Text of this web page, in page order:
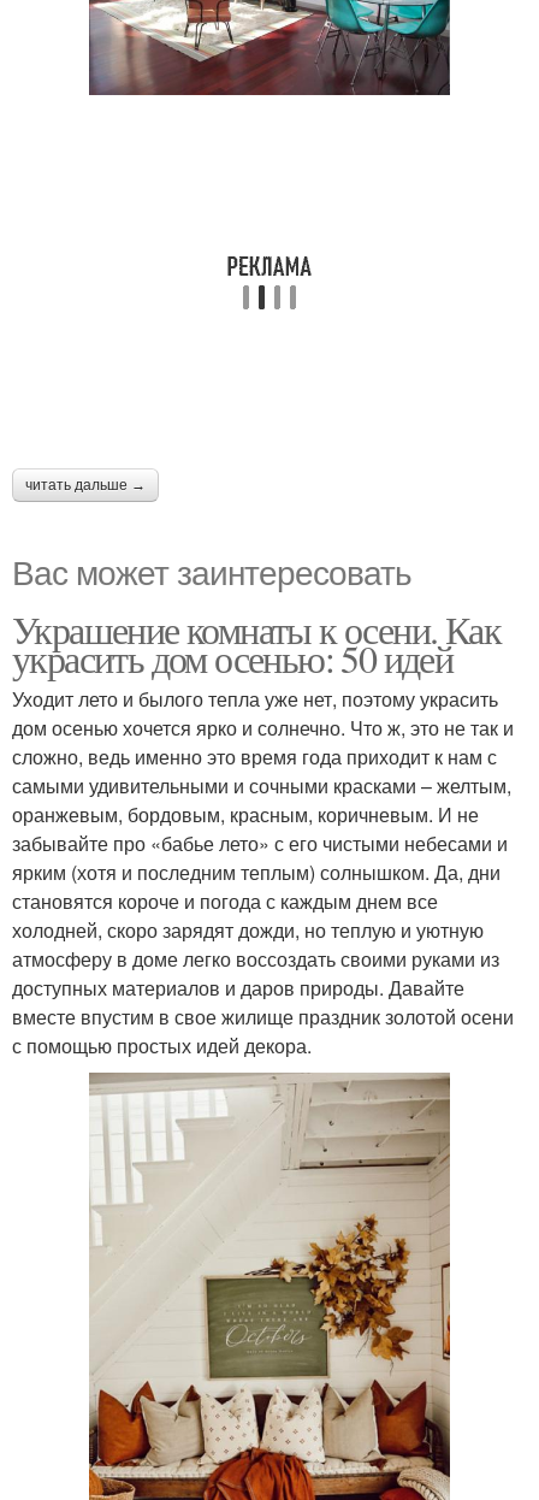
читать дальше →
Вас может заинтересовать
Украшение комнаты к осени. Как
украсить дом осенью: 50 идей
Уходит лето и былого тепла уже нет, поэтому украсить
дом осенью хочется ярко и солнечно. Что ж, это не так и
сложно, ведь именно это время года приходит к нам с
самыми удивительными и сочными красками – желтым,
оранжевым, бордовым, красным, коричневым. И не
забывайте про «бабье лето» с его чистыми небесами и
ярким (хотя и последним теплым) солнышком. Да, дни
становятся короче и погода с каждым днем все
холодней, скоро зарядят дожди, но теплую и уютную
атмосферу в доме легко воссоздать своими руками из
доступных материалов и даров природы. Давайте
вместе впустим в свое жилище праздник золотой осени
с помощью простых идей декора.